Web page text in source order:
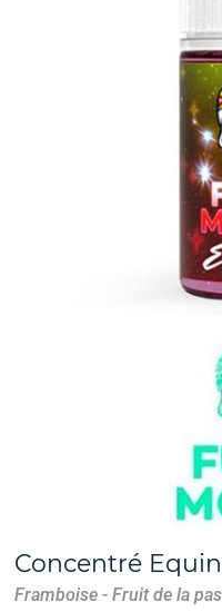
Concentré
Framboise - Fruit de la